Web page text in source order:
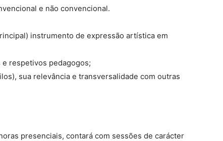
e não convencional.
instrumento de expressão artística em
respetivos pedagogos;
sua relevância e transversalidade com outras
presenciais, contará com sessões de carácter